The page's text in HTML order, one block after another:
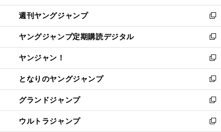
開
く
ウ
で
開
く
ン
ド
ウ
で
開
く
ウ
ィ
ン
ド
ウ
で
開
く
週刊ヤングジャンプ
新
し
い
ウ
ィ
ン
ド
ウ
で
開
く
ヤングジャンプ定期購読デジタル
新
し
い
ウ
ィ
ン
ド
ウ
で
ヤンジャン！
新
し
い
ウ
ィ
ン
ド
となりのヤングジャンプ
新
し
い
ウ
ィ
グランドジャンプ
新
し
い
ウルトラジャンプ
新